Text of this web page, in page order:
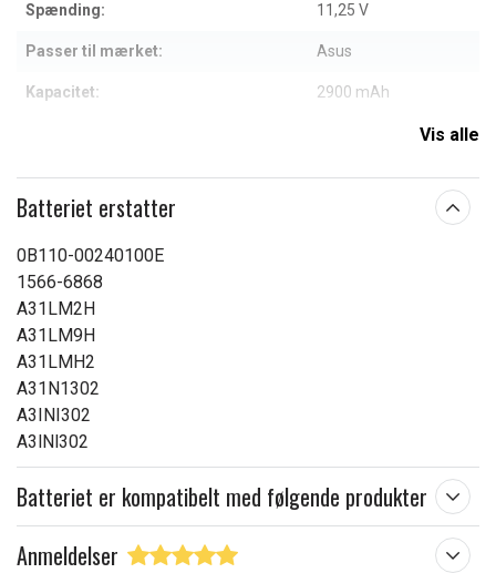
Spænding: 11,25 V
Passer til mærket: Asus
Kapacitet: 2900 mAh
Vis alle
Batteriet erstatter
0B110-00240100E
1566-6868
A31LM2H
A31LM9H
A31LMH2
A31N1302
A3INI302
A3lNl302
Batteriet er kompatibelt med følgende produkter
Anmeldelser